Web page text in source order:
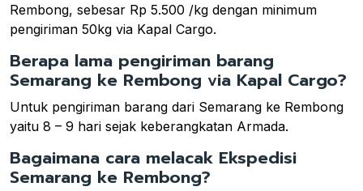
Rembong, sebesar Rp 5.500 /kg dengan minimum
pengiriman 50kg via Kapal Cargo.
Berapa lama pengiriman barang
Semarang ke Rembong via Kapal Cargo?
Untuk pengiriman barang dari Semarang ke Rembong
yaitu 8 – 9 hari sejak keberangkatan Armada.
Bagaimana cara melacak Ekspedisi
Semarang ke Rembong?